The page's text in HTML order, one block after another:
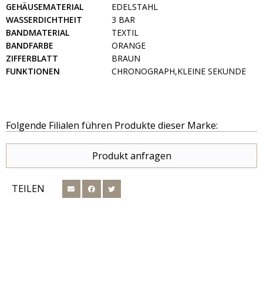
GEHÄUSEMATERIAL
EDELSTAHL
WASSERDICHTHEIT
3 BAR
BANDMATERIAL
TEXTIL
BANDFARBE
ORANGE
ZIFFERBLATT
BRAUN
FUNKTIONEN
CHRONOGRAPH,KLEINE SEKUNDE
Folgende Filialen führen Produkte dieser Marke:
Produkt anfragen
TEILEN